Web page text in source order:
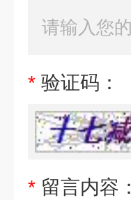
* 验证码：
* 留言内容：